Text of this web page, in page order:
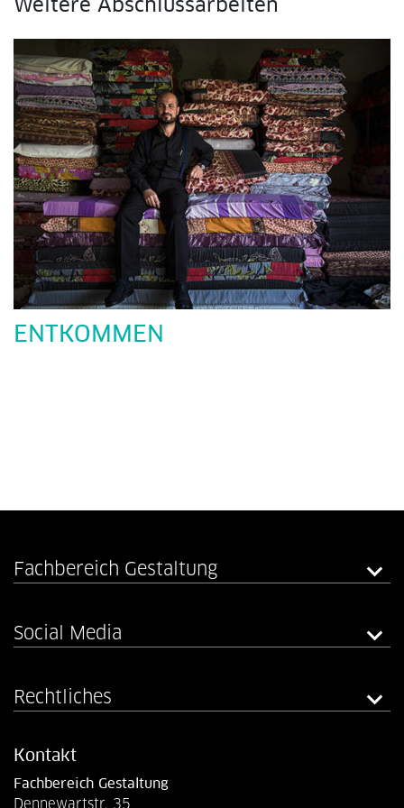
Weitere Abschlussarbeiten
ENTKOMMEN
Fachbereich Gestaltung
Social Media
Rechtliches
Kontakt
Fachbereich Gestaltung
Dennewartstr. 35